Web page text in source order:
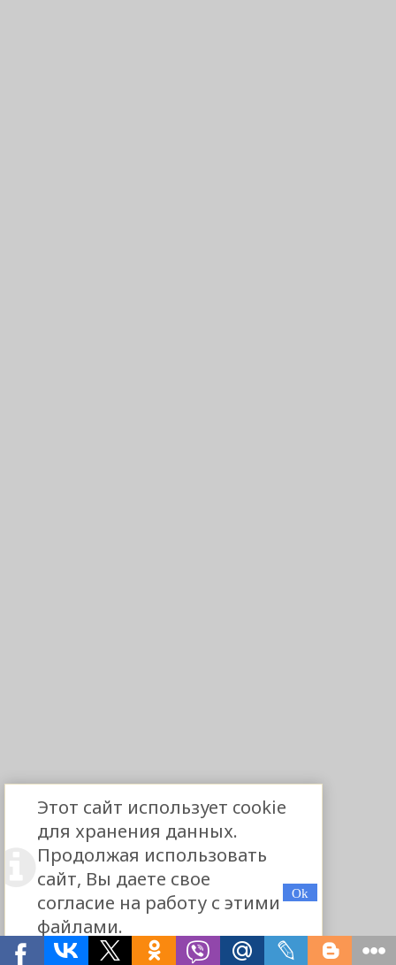
Этот сайт использует cookie
для хранения данных.
Продолжая использовать
сайт, Вы даете свое
согласие на работу с этими
файлами.